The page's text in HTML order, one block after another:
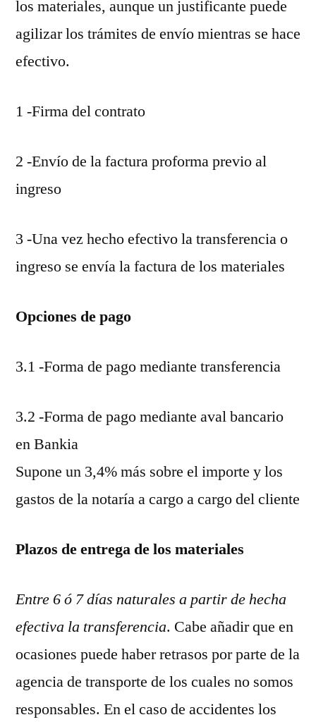
los materiales, aunque un justificante puede
agilizar los trámites de envío mientras se hace
efectivo.
1 -Firma del contrato
2 -Envío de la factura proforma previo al
ingreso
3 -Una vez hecho efectivo la transferencia o
ingreso se envía la factura de los materiales
Opciones de pago
3.1 -Forma de pago mediante transferencia
3.2 -Forma de pago mediante aval bancario
en Bankia
Supone un 3,4% más sobre el importe y los
gastos de la notaría a cargo a cargo del cliente
Plazos de entrega de los materiales
Entre 6 ó 7 días naturales a partir de hecha
efectiva la transferencia. Cabe añadir que en
ocasiones puede haber retrasos por parte de la
agencia de transporte de los cuales no somos
responsables. En el caso de accidentes los